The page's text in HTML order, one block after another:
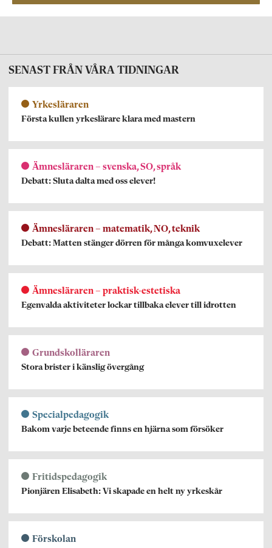
SENAST FRÅN VÅRA TIDNINGAR
Yrkesläraren
Första kullen yrkeslärare klara med mastern
Ämnesläraren – svenska, SO, språk
Debatt: Sluta dalta med oss elever!
Ämnesläraren – matematik, NO, teknik
Debatt: Matten stänger dörren för många komvuxelever
Ämnesläraren – praktisk-estetiska
Egenvalda aktiviteter lockar tillbaka elever till idrotten
Grundskolläraren
Stora brister i känslig övergång
Specialpedagogik
Bakom varje beteende finns en hjärna som försöker
Fritidspedagogik
Pionjären Elisabeth: Vi skapade en helt ny yrkeskår
Förskolan